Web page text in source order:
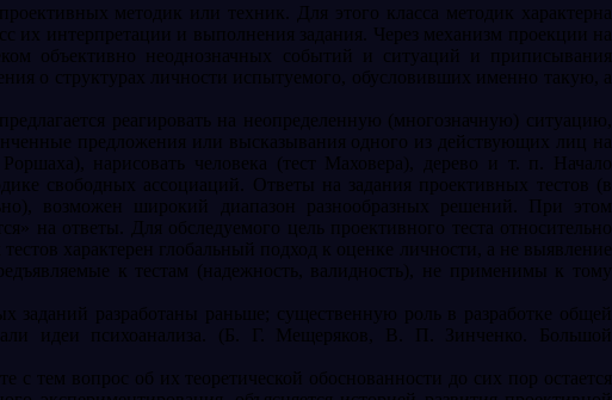
методик или техник. Для этого класса методик характерна
их интерпретации и выполнения задания. Через механизм проекции на
объективно неоднозначных событий и ситуаций и приписывания
о структурах личности испытуемого, обусловивших именно такую, а
реагировать на неопределенную (многозначную) ситуацию,
предложения или высказывания одного из действующих лиц на
нарисовать человека (тест Маховера), дерево и т. п. Начало
свободных ассоциаций. Ответы на задания проективных тестов (в
возможен широкий диапазон разнообразных решений. При этом
на ответы. Для обследуемого цель проективного теста относительно
характерен глобальный подход к оценке личности, а не выявление
к тестам (надежность, валидность), не применимы к тому
разработаны раньше; существенную роль в разработке общей
идеи психоанализа. (Б. Г. Мещеряков, В. П. Зинченко. Большой
тем вопрос об их теоретической обоснованности до сих пор остается